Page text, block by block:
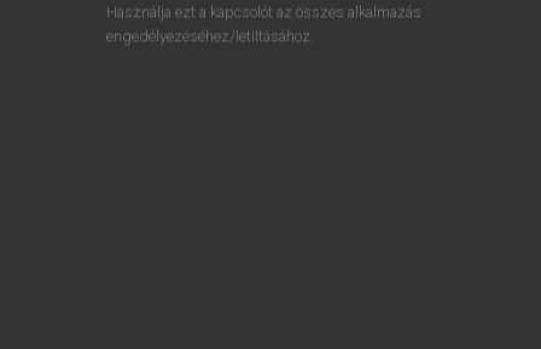
Használja ezt a kapcsolót az összes alkalmazás
engedélyezéséhez/letiltásához.